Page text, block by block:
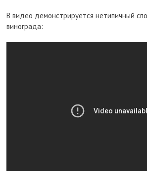
В видео демонстрируется нетипичный
винограда: